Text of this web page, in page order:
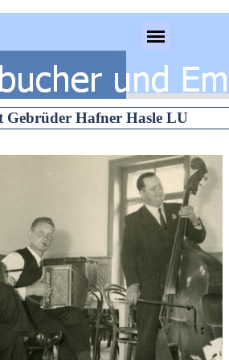
Gebrüder Hafner Hasle LU